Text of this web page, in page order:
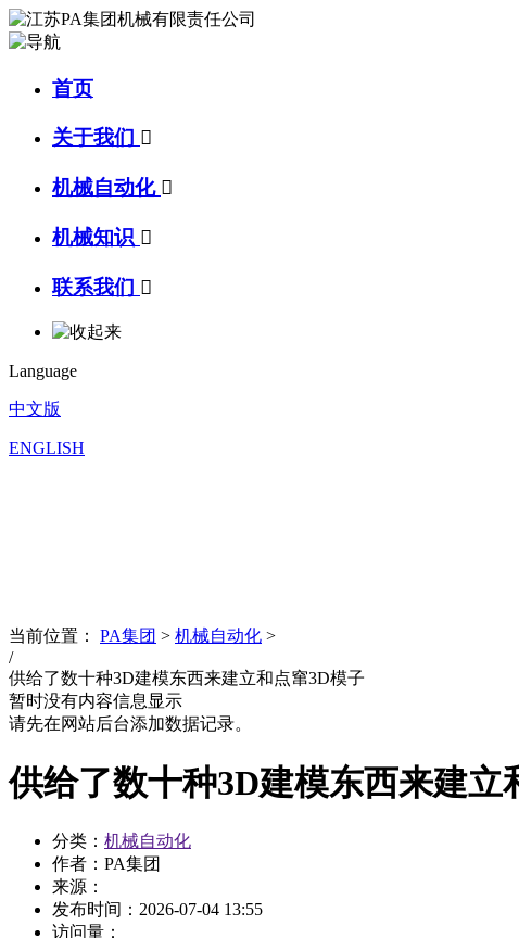
首页
关于我们 
机械自动化 
机械知识 
联系我们 
Language
中文版
ENGLISH
当前位置： PA集团 > 机械自动化 >
/
供给了数十种3D建模东西来建立和点窜3D模子
暂时没有内容信息显示
请先在网站后台添加数据记录。
供给了数十种3D建模东西来建立
分类： 机械自动化
作者：PA集团
来源：
发布时间： 2026-07-04 13:55
访问量：